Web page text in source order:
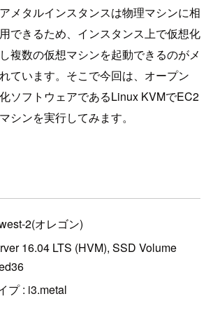
メタルインスタンスは物理マシンに相
できるため、インスタンス上で仮想化
複数の仮想マシンを起動できるのがメ
ています。そこで今回は、オープン
ソフトウェアであるLinux KVMでEC2
シンを実行してみます。
2(オレゴン)
16.04 LTS (HVM), SSD Volume
プ : i3.metal